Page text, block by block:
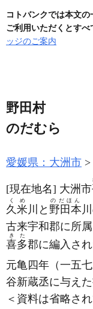
コトバンクでは本文
ご利用いただくとすべ
ッジのご案内
野田村
のだむら
愛媛県：大洲市
[現在地名] 大洲市
久米
くめ
川と 野田本
のだほん
古来宇和郡に所
喜多
きた
郡に編入され
元亀四年 （一五七
谷新蔵丞に与え
＜資料は省略さ